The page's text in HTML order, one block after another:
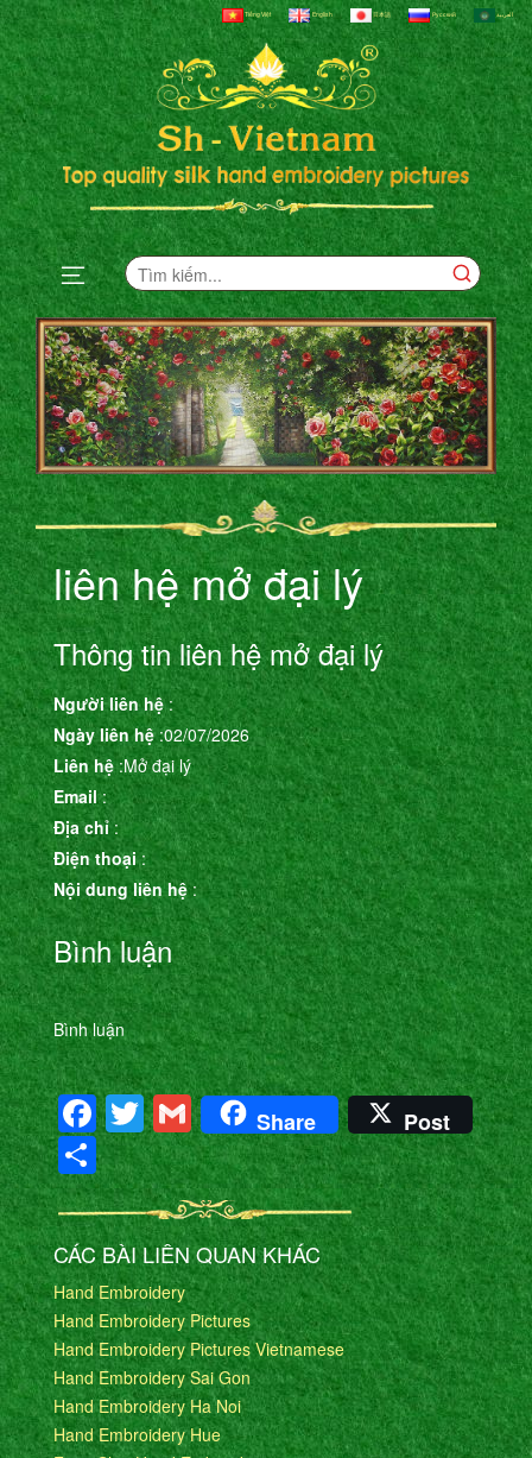
Tiếng Việt English 日本語 Русский العربية
liên hệ mở đại lý
Thông tin liên hệ mở đại lý
Người liên hệ:
Ngày liên hệ :02/07/2026
Liên hệ:Mở đại lý
Email:
Địa chỉ:
Điện thoại:
Nội dung liên hệ:
Bình luận
Bình luận
Facebook
Twitter
Gmail
Share Post
Share
CÁC BÀI LIÊN QUAN KHÁC
Hand Embroidery
Hand Embroidery Pictures
Hand Embroidery Pictures Vietnamese
Hand Embroidery Sai Gon
Hand Embroidery Ha Noi
Hand Embroidery Hue